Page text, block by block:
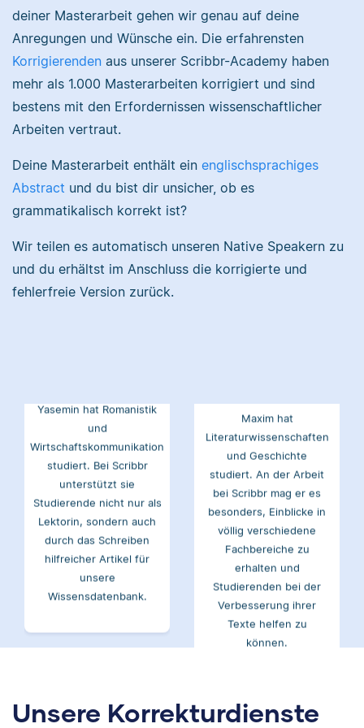
deiner Masterarbeit gehen wir genau auf deine
Anregungen und Wünsche ein. Die erfahrensten
Korrigierenden aus unserer Scribbr-Academy haben
mehr als 1.000 Masterarbeiten korrigiert und sind
bestens mit den Erfordernissen wissenschaftlicher
Arbeiten vertraut.
Deine Masterarbeit enthält ein englischsprachiges
Abstract und du bist dir unsicher, ob es
grammatikalisch korrekt ist?
Wir teilen es automatisch unseren Native Speakern zu
und du erhältst im Anschluss die korrigierte und
fehlerfreie Version zurück.
Geologie und
Psychologie studiert.
An ihrer Tätigkeit für
Scribbr liebt sie
ihrer Leidenschaft für
Sprache sowie
nachgehen kann.
Yasemin
Wirtschaftskommunikation
studiert. Bei Scribbr
unterstützt sie
Studierende nicht nur als
Lektorin, sondern auch
durch das Schreiben
hilfreicher Artikel für
unsere
Wissensdatenbank.
Sabrina
Sebastian hat
Filmwissenschaften
Arbeiten über Literatur
Maxim
und Geschichte
studiert. An der Arbeit
bei Scribbr mag er es
besonders, Einblicke in
völlig verschiedene
Fachbereiche zu
erhalten und
Studierenden bei der
Verbesserung ihrer
Texte helfen zu
können.
Unsere Korrekturdienste